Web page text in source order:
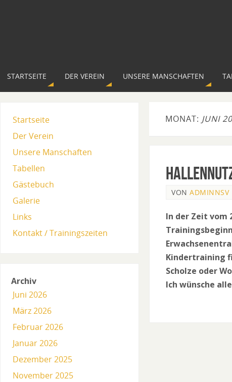
STARTSEITE DER VEREIN UNSERE MANSCHAFTEN
MONAT: JUNI
VON ADMINNSV
In der Zeit vom
Kindertraining
Scholze oder
Ich wünsche
Startseite
Der Verein
Unsere Manschaften
Tabellen
Gästebuch
Galerie
Links
Kontakt / Trainingszeiten
Archiv
Juni 2026
März 2026
Februar 2026
Januar 2026
Dezember 2025
November 2025